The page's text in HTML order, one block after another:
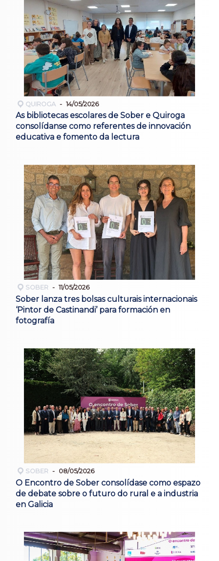
QUIROGA 14/05/2026
As bibliotecas escolares de Sober e Quiroga
consolídanse como referentes de innovación
educativa e fomento da lectura
SOBER 11/05/2026
Sober lanza tres bolsas culturais internacionais
‘Pintor de Castinandi’ para formación en
fotografía
SOBER 08/05/2026
O Encontro de Sober consolídase como espazo
de debate sobre o futuro do rural e a industria
en Galicia